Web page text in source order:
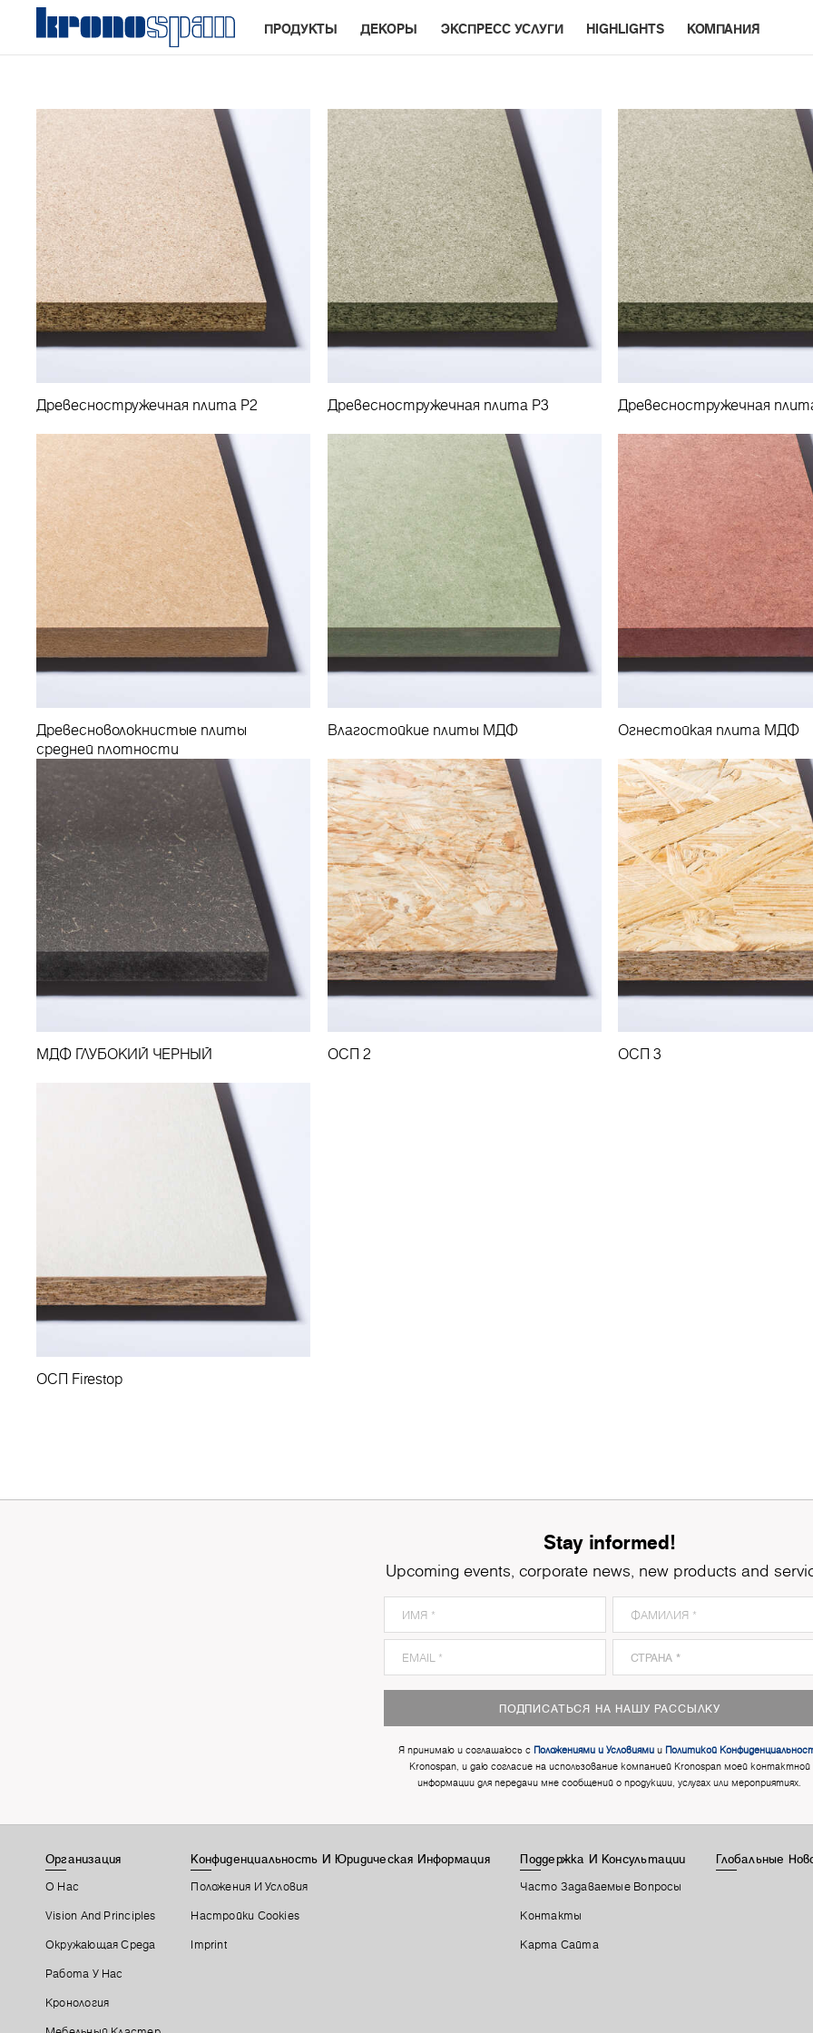
ПРОДУКТЫ ДЕКОРЫ ЭКСПРЕСС УСЛУГИ HIGHLIGHTS КОМПАНИЯ
Древесностружечная плита Р2 Древесностружечная плита Р3 Древесностружечная
Древесноволокнистые плиты
средней плотности
Влагостойкие плиты МДФ Огнестойкая плита МДФ
МДФ ГЛУБОКИЙ ЧЕРНЫЙ ОСП 2 ОСП 3
ОСП Firestop
Stay informed!
Upcoming events, corporate news, new products and
ПОДПИСАТЬСЯ НА НАШУ РАССЫЛКУ
Я принимаю и соглашаюсь с Положениями и Условиямии Политикой
Kronospan, и даю согласие на использование компанией Kronospan моей контактной
информации для передачи мне сообщений о продукции, услугах или мероприятиях.
Организация
О Нас
Vision And Principles
Окружающая Среда
Работа У Нас
Кронология
Конфиденциальность И Юридическая Информация
Положения И Условия
Настройки Cookies
Imprint
Поддержка И Консультации
Часто Задаваемые Вопросы
Контакты
Карта Сайта
Глобальные